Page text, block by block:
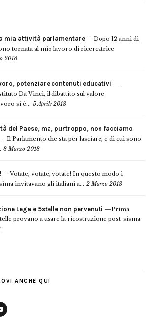
mia attività parlamentare
Dopo 12 anni di
tornata al mio lavoro di ricercatrice
2018
potenziare contenuti educativi
Da Vinci, il dibattito sul valore
si è... 5 Aprile 2018
del Paese, ma, purtroppo, non facciamo
Il Parlamento che sta per lasciare, e di cui sono
8 Marzo 2018
Votate, votate, votate! In questo modo i
invitavano gli italiani a... 2 Marzo 2018
Lega e 5stelle non pervenuti
Prima
provano a usare la ricostruzione post-sisma
ANCHE QUI